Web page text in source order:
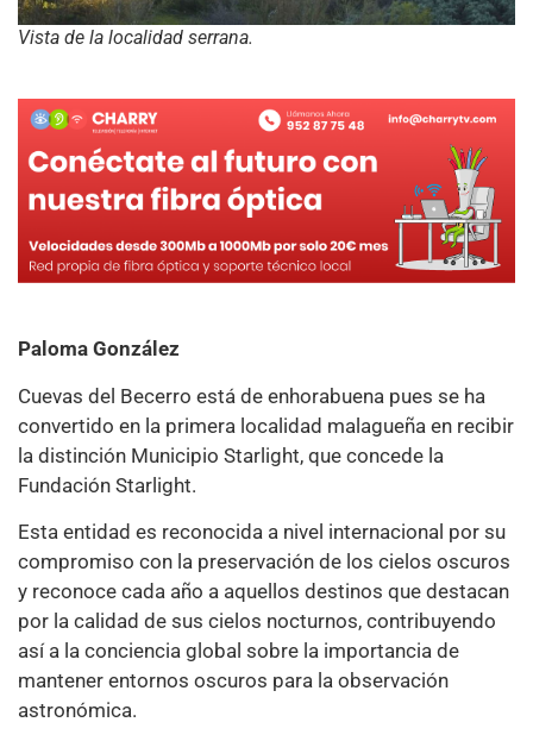
Vista de la localidad serrana.
Paloma González
Cuevas del Becerro está de enhorabuena pues se ha
convertido en la primera localidad malagueña en recibir
la distinción Municipio Starlight, que concede la
Fundación Starlight.
Esta entidad es reconocida a nivel internacional por su
compromiso con la preservación de los cielos oscuros
y reconoce cada año a aquellos destinos que destacan
por la calidad de sus cielos nocturnos, contribuyendo
así a la conciencia global sobre la importancia de
mantener entornos oscuros para la observación
astronómica.